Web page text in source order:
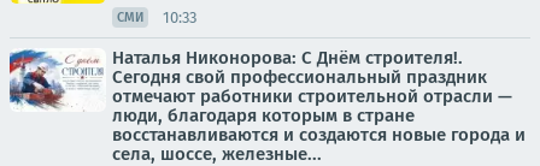
СМИ 10:33
Наталья Никонорова: С Днём строителя!.
Сегодня свой профессиональный праздник
отмечают работники строительной отрасли —
люди, благодаря которым в стране
восстанавливаются и создаются новые города и
села, шоссе, железные...